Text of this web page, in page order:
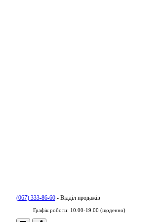
(067) 333-86-60- Відділ продажів
Графік роботи: 10.00-19.00 (щоденно)